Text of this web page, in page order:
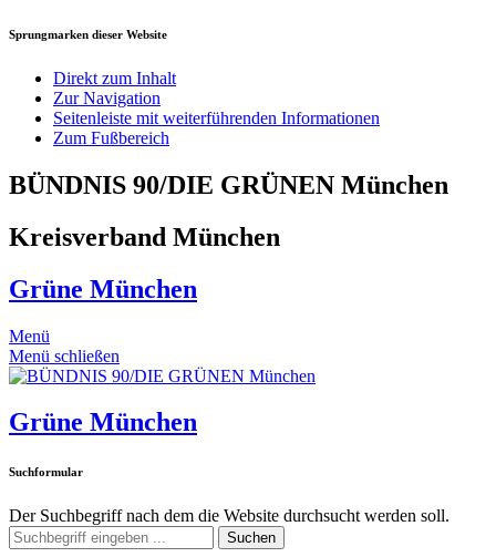
Sprungmarken dieser Website
Direkt zum Inhalt
Zur Navigation
Seitenleiste mit weiterführenden Informationen
Zum Fußbereich
BÜNDNIS 90/DIE GRÜNEN München
Kreisverband München
Grüne München
Menü
Menü schließen
Grüne München
Suchformular
Der Suchbegriff nach dem die Website durchsucht werden soll.
Suchen